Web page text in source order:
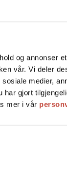
og annonser
vår. Vi deler
medier,
har gjort
mer i vår